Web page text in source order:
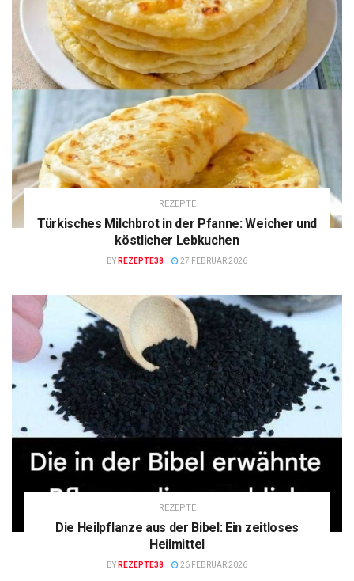
REZEPTE
Türkisches Milchbrot in der Pfanne: Weicher und
köstlicher Lebkuchen
BY REZEPTE38 27 FEBRUAR 2026
REZEPTE
Die Heilpflanze aus der Bibel: Ein zeitloses
Heilmittel
BY REZEPTE38 26 FEBRUAR 2026